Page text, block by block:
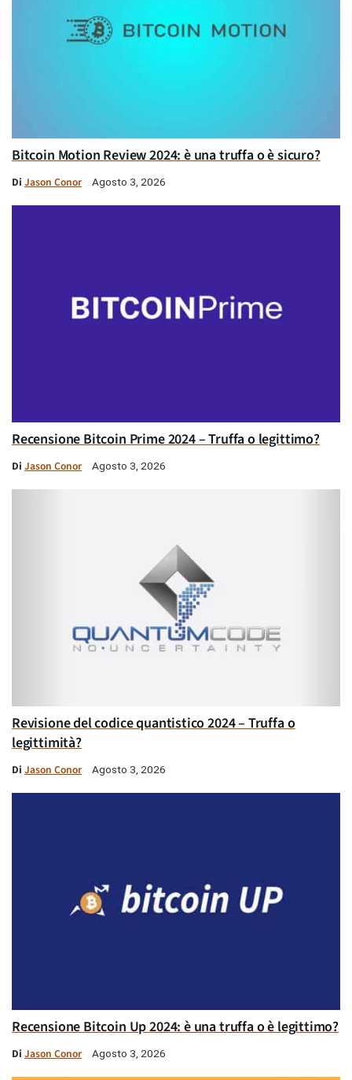
Bitcoin Motion Review 2024: è una truffa o è sicuro?
Di Jason Conor Agosto 3, 2026
Recensione Bitcoin Prime 2024 – Truffa o legittimo?
Di Jason Conor Agosto 3, 2026
Revisione del codice quantistico 2024 – Truffa o
legittimità?
Di Jason Conor Agosto 3, 2026
Recensione Bitcoin Up 2024: è una truffa o è legittimo?
Di Jason Conor Agosto 3, 2026